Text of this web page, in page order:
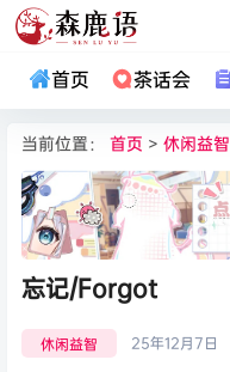
首页 茶话会
当前位置： 首页 > 休闲益智
忘记/Forgot
休闲益智 25年12月7日